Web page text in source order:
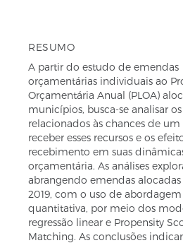
RESUMO
A partir do estudo de emendas
orçamentárias individuais ao
Orçamentária Anual (PLOA)
municípios, busca-se analisar
relacionados às chances de
receber esses recursos e os
recebimento em suas
orçamentária. As análises
abrangendo emendas alocadas
2019, com o uso de abordagem
quantitativa, por meio dos
regressão linear e Propensity
Matching. As conclusões